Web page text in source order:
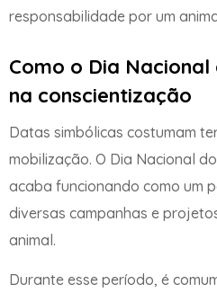
responsabilidade por um
Como o Dia
na conscientização
Datas simbólicas costumam
mobilização. O Dia Nacional
acaba funcionando como um
diversas campanhas e
animal.
Durante esse período, é